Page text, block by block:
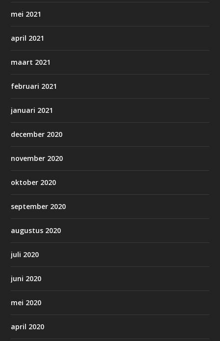
mei 2021
april 2021
maart 2021
februari 2021
januari 2021
december 2020
november 2020
oktober 2020
september 2020
augustus 2020
juli 2020
juni 2020
mei 2020
april 2020